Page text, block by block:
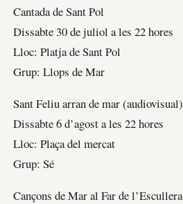
Cantada de Sant Pol
Dissabte 30 de juliol a les 22 hores
Lloc: Platja de Sant Pol
Grup: Llops de Mar
Sant Feliu arran de mar (audiovisual)
Dissabte 6 d’agost a les 22 hores
Lloc: Plaça del mercat
Grup: Sé
Cançons de Mar al Far de l’Escullera